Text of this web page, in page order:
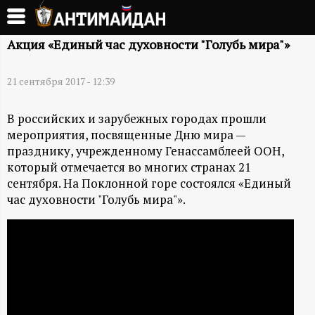
Перейти
основному
А
Н
Т
И
М
А
Акция «Единый час духовности "Голубь мира"»
21 сентября 2017 - 12:39
В российских и зарубежных городах прошли
мероприятия, посвященные Дню мира —
празднику, учрежденному Генассамблеей ООН,
который отмечается во многих странах 21
сентября. На Поклонной горе состоялся «Единый
час духовности "Голубь мира"».